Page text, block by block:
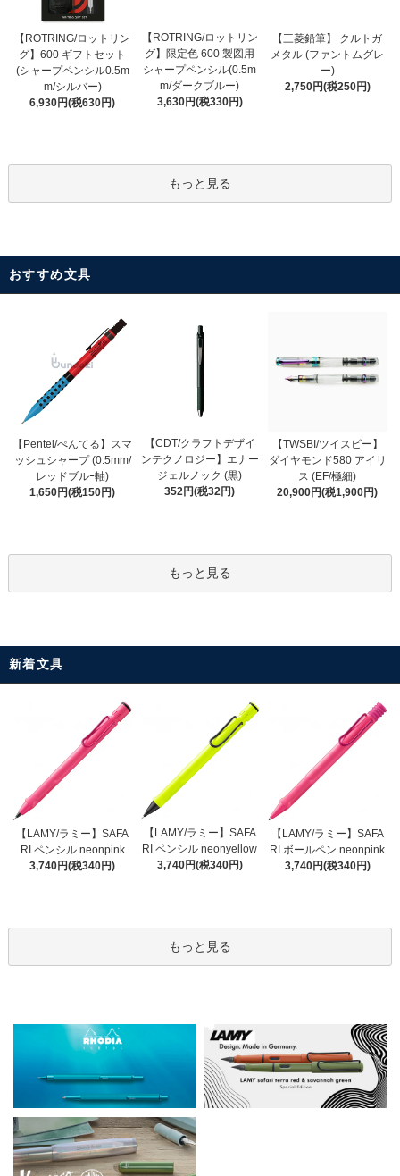
【ROTRING/ロットリン
グ】600 ギフトセット
(シャープペンシル0.5m
m/シルバー)
6,930円(税630円)
【ROTRING/ロットリン
グ】限定色 600 製図用
シャープペンシル(0.5m
m/ダークブルー)
3,630円(税330円)
【三菱鉛筆】 クルトガ
メタル (ファントムグレ
ー)
2,750円(税250円)
もっと見る
おすすめ文具
【Pentel/ぺんてる】スマ
ッシュシャープ (0.5mm/
レッドブルｰ軸)
1,650円(税150円)
【CDT/クラフトデザイ
ンテクノロジー】エナー
ジェルノック (黒)
352円(税32円)
【TWSBI/ツイスビー】
ダイヤモンド580 アイリ
ス (EF/極細)
20,900円(税1,900円)
もっと見る
新着文具
【LAMY/ラミー】SAFA
RI ペンシル neonpink
3,740円(税340円)
【LAMY/ラミー】SAFA
RI ペンシル neonyellow
3,740円(税340円)
【LAMY/ラミー】SAFA
RI ボールペン neonpink
3,740円(税340円)
もっと見る